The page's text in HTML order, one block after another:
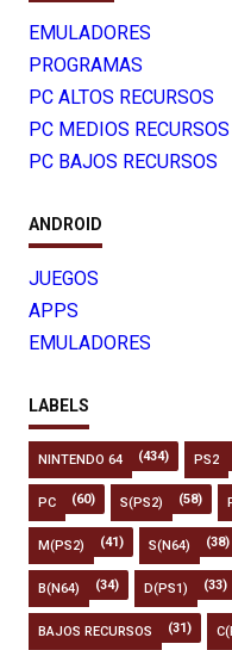
EMULADORES
PROGRAMAS
PC ALTOS RECURSOS
PC MEDIOS RECURSOS
PC BAJOS RECURSOS
ANDROID
JUEGOS
APPS
EMULADORES
LABELS
NINTENDO 64 (434) PS2
PC (60) S(PS2) (58)
M(PS2) (41) S(N64) (38)
B(N64) (34) D(PS1) (33)
BAJOS RECURSOS (31)